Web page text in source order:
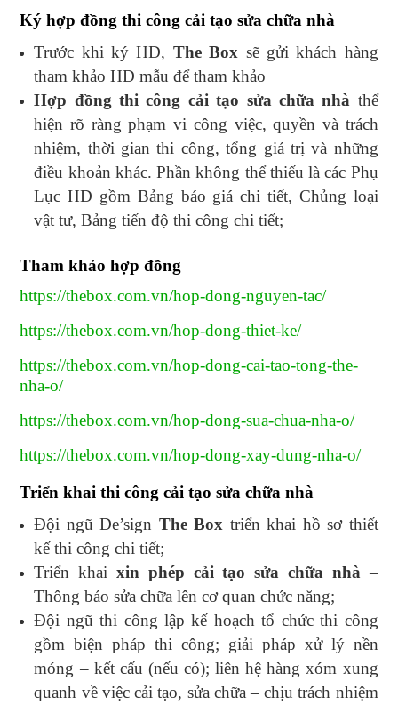
Ký hợp đồng thi công cải tạo sửa chữa nhà
Trước khi ký HD, The Box sẽ gửi khách hàng
tham khảo HD mẫu để tham khảo
Hợp đồng thi công cải tạo sửa chữa nhà thể
hiện rõ ràng phạm vi công việc, quyền và trách
nhiệm, thời gian thi công, tổng giá trị và những
điều khoản khác. Phần không thể thiếu là các Phụ
Lục HD gồm Bảng báo giá chi tiết, Chủng loại
vật tư, Bảng tiến độ thi công chi tiết;
Tham khảo hợp đồng
https://thebox.com.vn/hop-dong-nguyen-tac/
https://thebox.com.vn/hop-dong-thiet-ke/
https://thebox.com.vn/hop-dong-cai-tao-tong-the-
nha-o/
https://thebox.com.vn/hop-dong-sua-chua-nha-o/
https://thebox.com.vn/hop-dong-xay-dung-nha-o/
Triển khai thi công cải tạo sửa chữa nhà
Đội ngũ De’sign The Box triển khai hồ sơ thiết
kế thi công chi tiết;
Triển khaixin phép cải tạo sửa chữa nhà–
Thông báo sửa chữa lên cơ quan chức năng;
Đội ngũ thi công lập kế hoạch tổ chức thi công
gồm biện pháp thi công; giải pháp xử lý nền
móng – kết cấu (nếu có); liên hệ hàng xóm xung
quanh về việc cải tạo, sửa chữa – chịu trách nhiệm